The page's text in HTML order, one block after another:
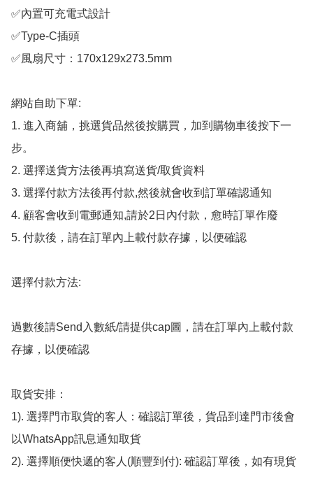
✅內置可充電式設計
✅Type-C插頭
✅風扇尺寸：170x129x273.5mm
網站自助下單:
1. 進入商舖，挑選貨品然後按購買，加到購物車後按下一
步。
2. 選擇送貨方法後再填寫送貨/取貨資料
3. 選擇付款方法後再付款,然後就會收到訂單確認通知
4. 顧客會收到電郵通知,請於2日內付款，愈時訂單作廢
5. 付款後，請在訂單內上載付款存據，以便確認
選擇付款方法:
過數後請Send入數紙/請提供cap圖，請在訂單內上載付款
存據，以便確認
取貨安排：
1). 選擇門市取貨的客人：確認訂單後，貨品到達門市後會
以WhatsApp訊息通知取貨
2). 選擇順便快遞的客人(順豐到付): 確認訂單後，如有現貨